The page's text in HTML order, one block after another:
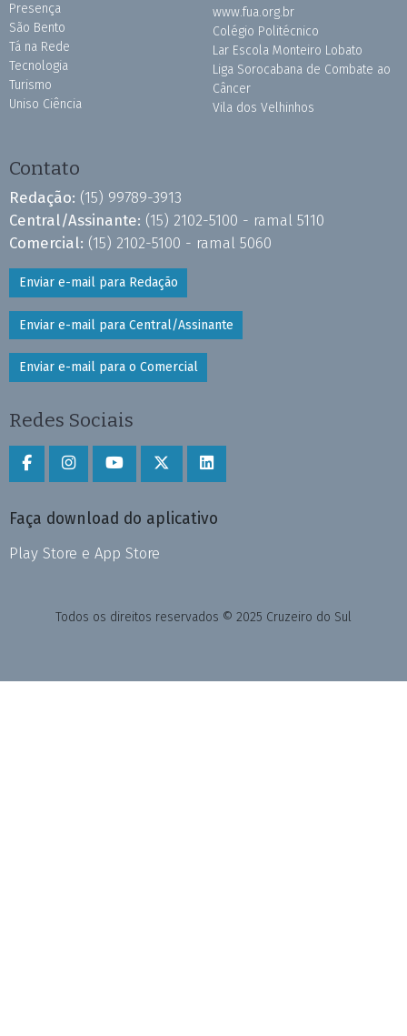
Presença
São Bento
Tá na Rede
Tecnologia
Turismo
Uniso Ciência
www.fua.org.br
Colégio Politécnico
Lar Escola Monteiro Lobato
Liga Sorocabana de Combate ao
Câncer
Vila dos Velhinhos
Contato
Redação: (15) 99789-3913
Central/Assinante: (15) 2102-5100 - ramal 5110
Comercial: (15) 2102-5100 - ramal 5060
Enviar e-mail para Redação
Enviar e-mail para Central/Assinante
Enviar e-mail para o Comercial
Redes Sociais
Faça download do aplicativo
Play Store e App Store
Todos os direitos reservados © 2025 Cruzeiro do Sul